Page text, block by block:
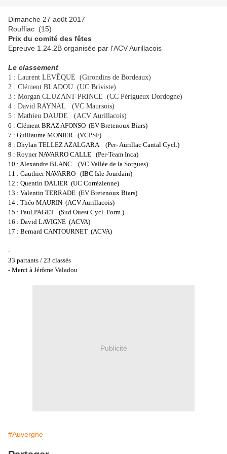
Dimanche 27 août 2017
Rouffiac (15)
Prix du comité des fêtes
Epreuve 1.24.2B organisée par l'ACV Aurillacois
Le classement
1 : Laurent LEVÊQUE (Girondins de Bordeaux)
2 : Clément BLADOU (UC Briviste)
3 : Morgan CLUZANT-PRINCE (CC Périgueux Dordogne)
4 : David RAYNAL (VC Maursois)
5 : Mathieu DAUDE (ACV Aurillacois)
6 : Clément BRAZ AFONSO (EV Bretenoux Biars)
7 : Guillaume MONIER (VCPSF)
8 : Dhylan TELLEZ AZALGARA (Per- Aurillac Cantal Cycl.)
9 : Royner NAVARRO CALLE (Per-Team Inca)
10 : Alexandre BLANC (VC Vallée de la Sorgues)
11 : Gauthier NAVARRO (IBC Isle-Jourdain)
12 : Quentin DALIER (UC Corrézienne)
13 : Valentin TERRADE (EV Bretenoux Biars)
14 : Théo MAURIN (ACV Aurillacois)
15 : Paul PAGET (Sud Ouest Cycl. Form.)
16 : David LAVIGNE (ACVA)
17 : Bernard CANTOURNET (ACVA)
-
33 partants / 23 classés
- Merci à Jérôme Valadou
Publicité
#Auvergne